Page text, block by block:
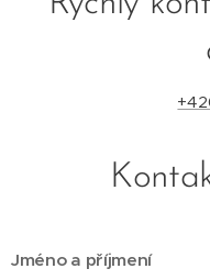
Jméno a příjmení